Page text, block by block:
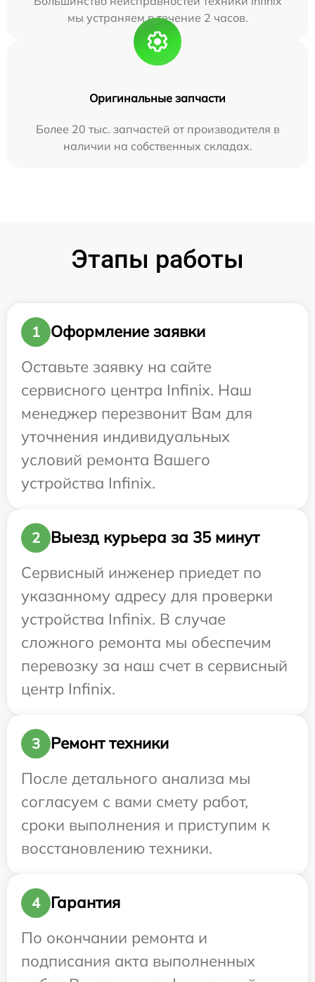
мы устраняем в течение 2 часов.
Оригинальные запчасти
Более 20 тыс. запчастей от производителя в
наличии на собственных складах.
Этапы работы
1
Оформление заявки
Оставьте заявку на сайте
сервисного центра Infinix. Наш
менеджер перезвонит Вам для
уточнения индивидуальных
условий ремонта Вашего
устройства Infinix.
2
Выезд курьера за 35 минут
Сервисный инженер приедет по
указанному адресу для проверки
устройства Infinix. В случае
сложного ремонта мы обеспечим
перевозку за наш счет в сервисный
центр Infinix.
3
Ремонт техники
После детального анализа мы
согласуем с вами смету работ,
сроки выполнения и приступим к
восстановлению техники.
4
Гарантия
По окончании ремонта и
подписания акта выполненных